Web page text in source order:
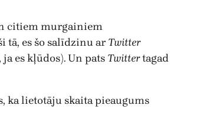
citiem murgainiem
tā, es šo salīdzinu ar Twitter
es kļūdos). Un pats Twittertagad
ka lietotāju skaita pieaugums